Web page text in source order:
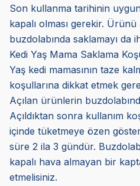
Son kullanma tarihinin
kapalı olması gerekir.
buzdolabında saklamayı da
Kedi Yaş Mama Saklama
Yaş kedi mamasının taze
koşullarına dikkat etmek
Açılan ürünlerin
Açıldıktan sonra kullanım
içinde tüketmeye özen
süre 2 ila 3 gündür.
kapalı hava almayan bir
etmelisiniz.